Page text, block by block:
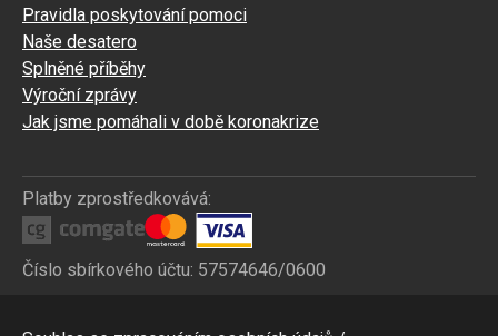
Pravidla poskytování pomoci
Naše desatero
Splněné příběhy
Výroční zprávy
Jak jsme pomáhali v době koronakrize
Platby zprostředkovává:
Číslo sbírkového účtu: 57574646/0600